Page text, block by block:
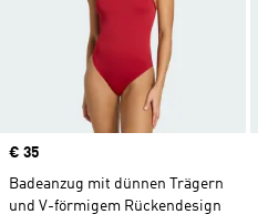
Price
€ 35
Badeanzug mit dünnen Trägern
und V-förmigem Rückendesign